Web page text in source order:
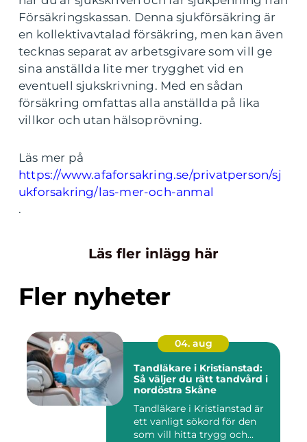
Försäkringskassan. Denna sjukförsäkring är
en kollektivavtalad försäkring, men kan även
tecknas separat av arbetsgivare som vill ge
sina anställda lite mer trygghet vid en
eventuell sjukskrivning. Med en sådan
försäkring omfattas alla anställda på lika
villkor och utan hälsoprövning.
Läs mer på
https://www.afaforsakring.se/privatperson/sj
ukforsakring/las-mer-och-anmal
.
Läs fler inlägg här
Fler nyheter
04. aug
Tandläkare i Kristianstad:
Så väljer du rätt tandvård i
nordöstra Skåne
Tandläkare i Kristianstad är
ett vanligt sökord för den
som vill hitta trygg och...